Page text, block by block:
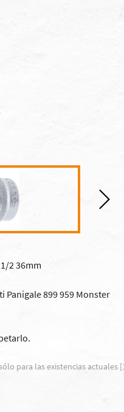
2 36mm
Panigale 899 959 Monster
para las existencias actuales